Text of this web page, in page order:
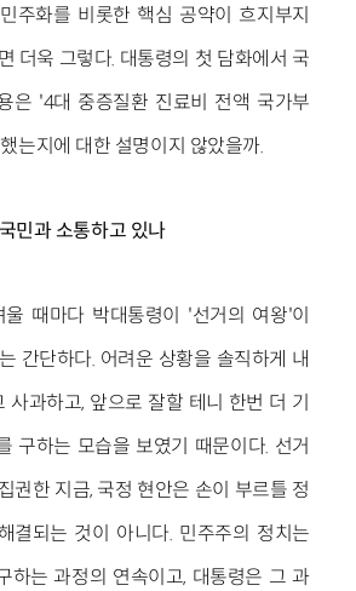
주화를 비롯한 핵심 공약이 흐지부지
더욱 그렇다. 대통령의 첫 담화에서 국
은 '4대 중증질환 진료비 전액 국가부
는지에 대한 설명이지 않았을까.
민과 소통하고 있나
때마다 박대통령이 '선거의 여왕'이
간단하다. 어려운 상황을 솔직하게 내
사과하고, 앞으로 잘할 테니 한번 더 기
구하는 모습을 보였기 때문이다. 선거
권한 지금, 국정 현안은 손이 부르틀 정
결되는 것이 아니다. 민주주의 정치는
하는 과정의 연속이고, 대통령은 그 과